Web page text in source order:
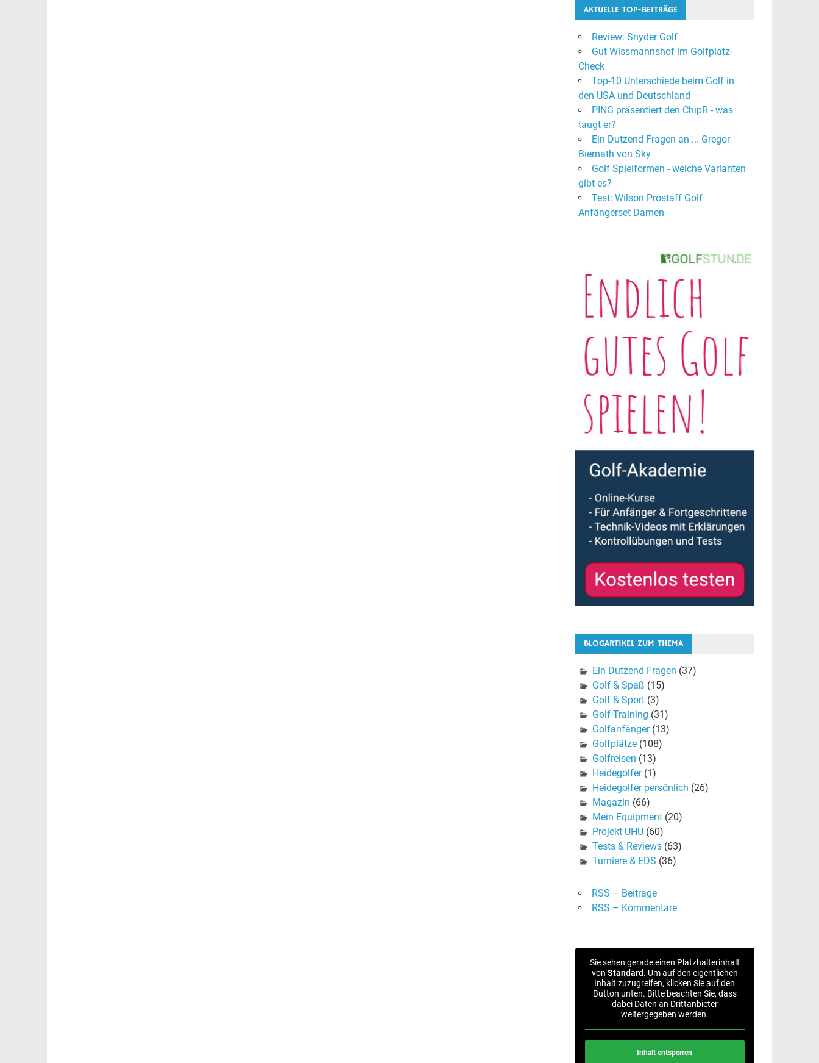
AKTUELLE TOP-BEITRÄGE
Review: Snyder Golf
Gut Wissmannshof im Golfplatz-
Check
Top-10 Unterschiede beim Golf in
den USA und Deutschland
PING präsentiert den ChipR - was
taugt er?
Ein Dutzend Fragen an ... Gregor
Biernath von Sky
Golf Spielformen - welche Varianten
gibt es?
Test: Wilson Prostaff Golf
Anfängerset Damen
BLOGARTIKEL ZUM THEMA
Ein Dutzend Fragen (37)
Golf & Spaß (15)
Golf & Sport(3)
Golf-Training (31)
Golfanfänger(13)
Golfplätze(108)
Golfreisen (13)
Heidegolfer(1)
Heidegolfer persönlich (26)
Magazin (66)
Mein Equipment(20)
Projekt UHU(60)
Tests & Reviews(63)
Turniere & EDS (36)
RSS – Beiträge
RSS – Kommentare
Sie sehen gerade einen Platzhalterinhalt
von Standard. Um auf den eigentlichen
Inhalt zuzugreifen, klicken Sie auf den
Button unten. Bitte beachten Sie, dass
dabei Daten an Drittanbieter
weitergegeben werden.
Inhalt entsperren